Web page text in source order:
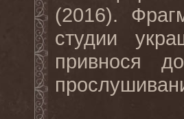
(2016).
студии
привнося